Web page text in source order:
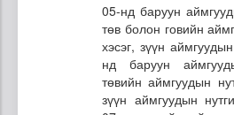
05-нд баруун
төв болон говийн
хэсэг, зүүн
нд баруун
төвийн аймгуудын
зүүн аймгуудын